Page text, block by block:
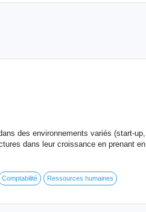
des environnements variés (start-up,
dans leur croissance en prenant en
Comptabilité Ressources humaines